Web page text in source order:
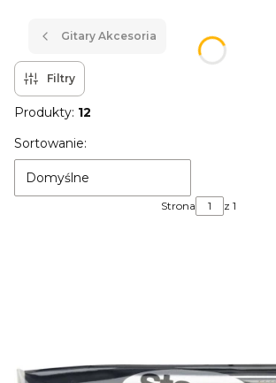
Gitary Akcesoria
Filtry
Produkty: 12
Lista produktów
Sortowanie:
Domyślne
Strona z 1